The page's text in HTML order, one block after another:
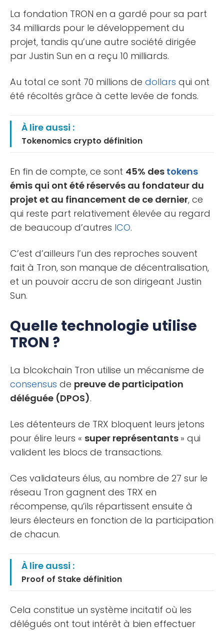
La fondation TRON en a gardé pour sa part
34 milliards pour le développement du
projet, tandis qu’une autre société dirigée
par Justin Sun en a reçu 10 milliards.
Au total ce sont 70 millions de dollars qui ont
été récoltés grâce à cette levée de fonds.
À lire aussi :
Tokenomics crypto définition
En fin de compte, ce sont 45% des tokens
émis qui ont été réservés au fondateur du
projet et au financement de ce dernier, ce
qui reste part relativement élevée au regard
de beaucoup d’autres ICO.
C’est d’ailleurs l’un des reproches souvent
fait à Tron, son manque de décentralisation,
et un pouvoir accru de son dirigeant Justin
Sun.
Quelle technologie utilise
TRON ?
La blcokchain Tron utilise un mécanisme de
consensus de preuve de participation
déléguée (DPOS).
Les détenteurs de TRX bloquent leurs jetons
pour élire leurs « super représentants » qui
valident les blocs de transactions.
Ces validateurs élus, au nombre de 27 sur le
réseau Tron gagnent des TRX en
récompense, qu’ils répartissent ensuite à
leurs électeurs en fonction de la participation
de chacun.
À lire aussi :
Proof of Stake définition
Cela constitue un système incitatif où les
délégués ont tout intérêt à bien effectuer